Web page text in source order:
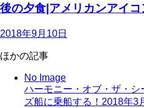
後の夕食|アメリカンアイコ
2018年9月10日
ほかの記事
No Image
ハーモニー・オブ・ザ・
ズ船に乗船する！ 2018年3